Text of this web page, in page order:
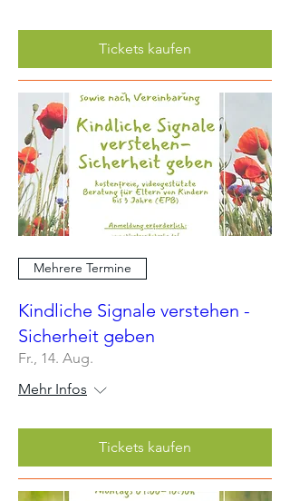
Tickets kaufen
Mehrere Termine
Kindliche Signale verstehen -
Sicherheit geben
Fr., 14. Aug.
Mehr Infos
Tickets kaufen